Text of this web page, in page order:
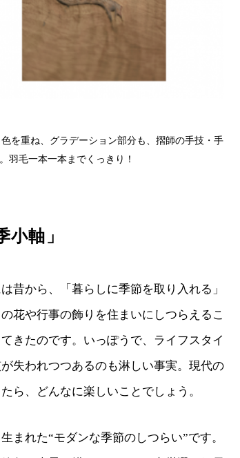
を重ね、グラデーション部分も、摺師の手技・手
羽毛一本一本までくっきり！
軸」
昔から、「暮らしに季節を取り入れる」
花や行事の飾りを住まいにしつらえるこ
きたのです。いっぽうで、ライフスタイ
失われつつあるのも淋しい事実。現代の
ら、どんなに楽しいことでしょう。
まれた“モダンな季節のしつらい”です。